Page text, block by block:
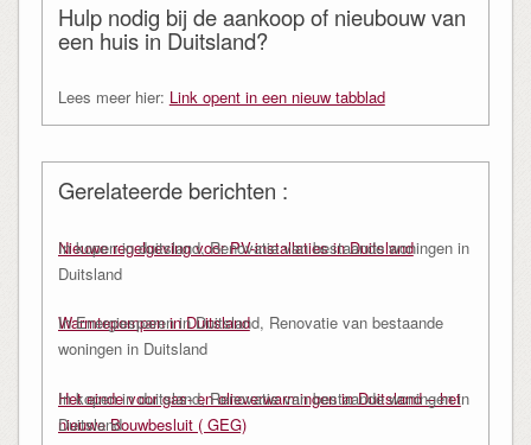
Hulp nodig bij de aankoop of nieubouw van
een huis in Duitsland?
Lees meer hier: Link opent in een nieuw tabblad
Gerelateerde berichten :
Nieuwe regelgeving voor PV-installaties in Duitsland
In kopen in duitsland, Renovatie van bestaande woningen in
Duitsland
Warmtepompen in Duitsland
In Energiesparen in Duitsland, Renovatie van bestaande
woningen in Duitsland
Het einde voor gas- en olieverwarmingen in Duitsland – het
nieuwe Bouwbesluit ( GEG)
In kopen in duitsland, Renovatie van bestaande woningen in
Duitsland